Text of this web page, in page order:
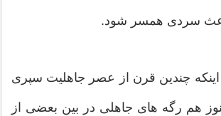
سردی همسر شود.
اینکه چندین قرن از عصر جاهلیت سپری
هم رگه های جاهلی در بین بعضی از